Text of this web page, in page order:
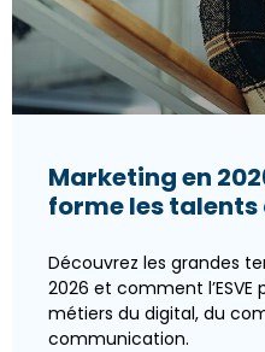
Marketing en
forme les talents
Découvrez les grandes
2026 et comment
métiers du digital, du
communication.